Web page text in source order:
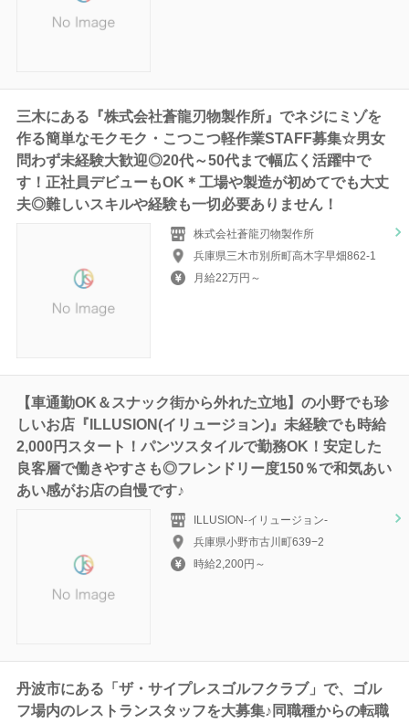
三木にある『株式会社蒼龍刃物製作所』でネジにミゾを
作る簡単なモクモク・こつこつ軽作業STAFF募集☆男女
問わず未経験大歓迎◎20代～50代まで幅広く活躍中で
す！正社員デビューもOK＊工場や製造が初めてでも大丈
夫◎難しいスキルや経験も一切必要ありません！
株式会社蒼龍刃物製作所
兵庫県三木市別所町高木字早畑862-1
月給22万円～
【車通勤OK＆スナック街から外れた立地】の小野でも珍
しいお店『ILLUSION(イリュージョン)』未経験でも時給
2,000円スタート！パンツスタイルで勤務OK！安定した
良客層で働きやすさも◎フレンドリー度150％で和気あい
あい感がお店の自慢です♪
ILLUSION-イリュージョン-
兵庫県小野市古川町639−2
時給2,200円～
丹波市にある「ザ・サイプレスゴルフクラブ」で、ゴル
フ場内のレストランスタッフを大募集♪同職種からの転職